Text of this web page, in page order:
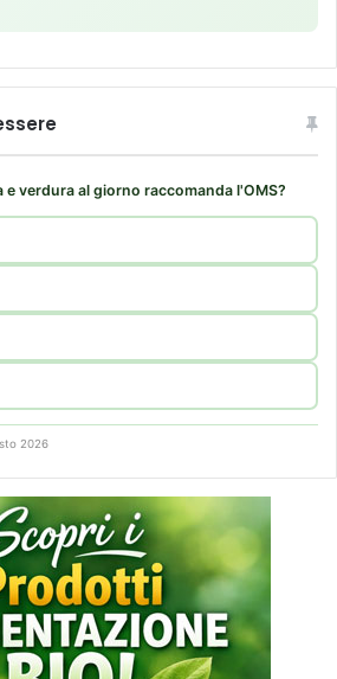
verdura al giorno raccomanda l'OMS?
2026